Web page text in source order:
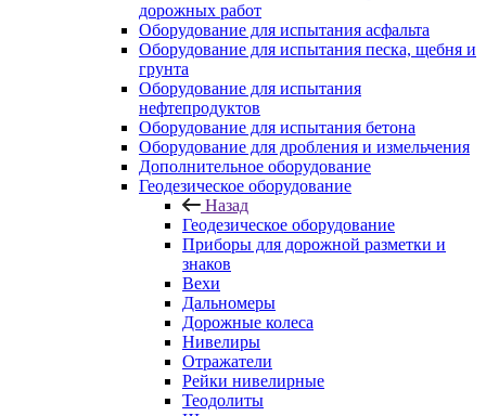
дорожных работ
Оборудование для испытания асфальта
Оборудование для испытания песка, щебня и
грунта
Оборудование для испытания
нефтепродуктов
Оборудование для испытания бетона
Оборудование для дробления и измельчения
Дополнительное оборудование
Геодезическое оборудование
Назад
Геодезическое оборудование
Приборы для дорожной разметки и
знаков
Вехи
Дальномеры
Дорожные колеса
Нивелиры
Отражатели
Рейки нивелирные
Теодолиты